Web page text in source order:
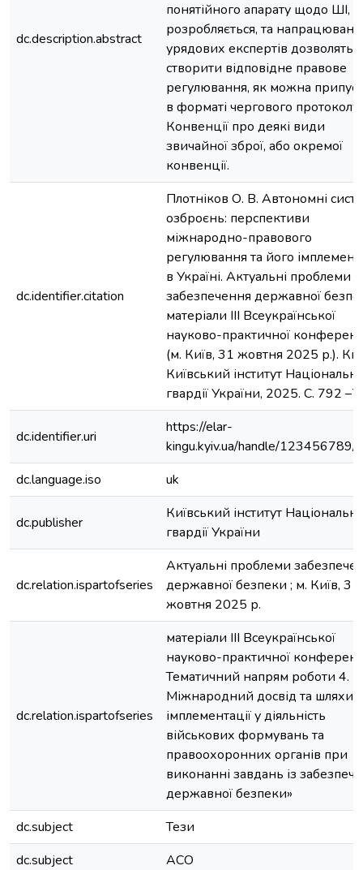
dc.description.abstract
понятійного апарату щодо ШІ,
розробляється, та напрацювань
урядових експертів дозволять
створити відповідне правове
регулювання, як можна
в форматі чергового
Конвенції про деякі види
звичайної зброї, або окремої
конвенції.
dc.identifier.citation
Плотніков О. В. Автономні
озброєнь: перспективи
міжнародно-правового
регулювання та його
в Україні. Актуальні проблеми
забезпечення державної
матеріали ІІІ Всеукраїнської
науково-практичної
(м. Київ, 31 жовтня 2025 р.).
Київський інститут
гвардії України, 2025. С. 792
dc.identifier.uri
https://elar-
kingu.kyiv.ua/handle/123456789/
dc.language.iso
uk
dc.publisher
Київський інститут
гвардії України
dc.relation.ispartofseries
Актуальні проблеми
державної безпеки ; м. Київ, 31
жовтня 2025 р.
dc.relation.ispartofseries
матеріали ІІІ Всеукраїнської
науково-практичної
Тематичний напрям роботи 4. «
Міжнародний досвід та шляхи
імплементації у діяльність
військових формувань та
правоохоронних органів при
виконанні завдань із
державної безпеки»
dc.subject
Тези
dc.subject
АСО